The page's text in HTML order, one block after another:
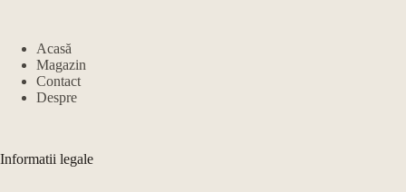
Acasă
Magazin
Contact
Despre
Informatii legale